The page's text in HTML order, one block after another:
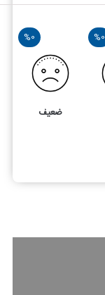
%0
%0
ضعیف